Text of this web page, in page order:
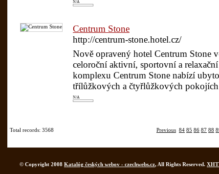
N/A
Centrum Stone
http://centrum-stone.hotel.cz/
Nově opravený hotel Centrum Stone
celoroční aktivní, sportovní a
komplexu Centrum Stone nabízí
třílůžkových a čtyřlůžkových
N/A
Previous 84 85 86 87 88
Total records: 3568
© Copyright 2008 Katalóg českých webov - czechwebs.cz, All Rights Reserved.